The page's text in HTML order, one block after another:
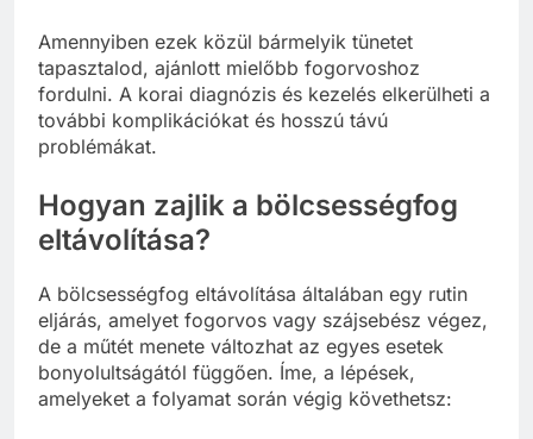
Amennyiben ezek közül bármelyik tünetet
tapasztalod, ajánlott mielőbb fogorvoshoz
fordulni. A korai diagnózis és kezelés elkerülheti a
további komplikációkat és hosszú távú
problémákat.
Hogyan zajlik a bölcsességfog
eltávolítása?
A bölcsességfog eltávolítása általában egy rutin
eljárás, amelyet fogorvos vagy szájsebész végez,
de a műtét menete változhat az egyes esetek
bonyolultságától függően. Íme, a lépések,
amelyeket a folyamat során végig követhetsz: